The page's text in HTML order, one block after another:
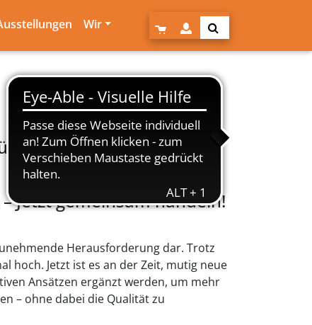
Wir
Sie?
Jetzt gemeinsam handeln!
Herausforderung dar. Trotz
hoch. Jetzt ist es an der Zeit, mutig neue
Ansätzen ergänzt werden, um mehr
– ohne dabei die Qualität zu